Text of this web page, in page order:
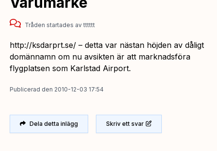
Tråden startades av tttttt
http://ksdarprt.se/ – detta var nästan höjden av dåligt
domännamn om nu avsikten är att marknadsföra
flygplatsen som Karlstad Airport.
Publicerad den 2010-12-03 17:54
Dela detta inlägg Skriv ett svar